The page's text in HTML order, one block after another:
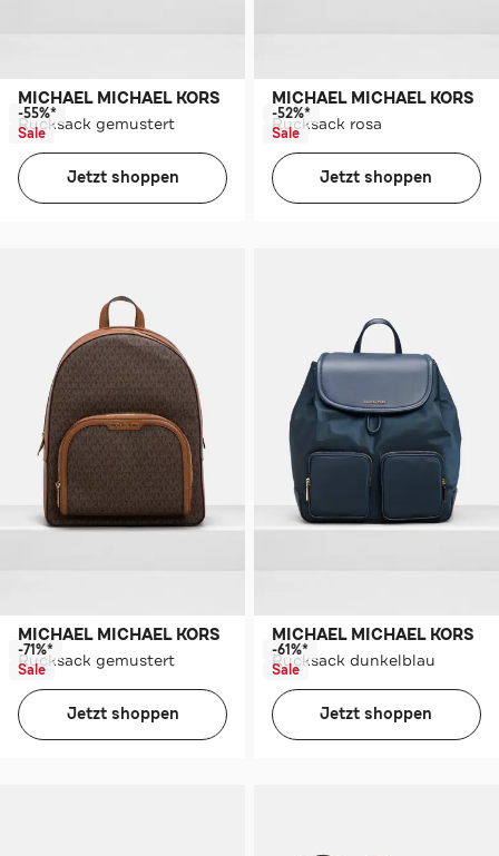
MICHAEL MICHAEL KORS
Rucksack gemustert
-55%*
Sale
Jetzt shoppen
MICHAEL MICHAEL KORS
Rucksack rosa
-52%*
Sale
Jetzt shoppen
MICHAEL MICHAEL KORS
Rucksack gemustert
-71%*
Sale
Jetzt shoppen
MICHAEL MICHAEL KORS
Rucksack dunkelblau
-61%*
Sale
Jetzt shoppen